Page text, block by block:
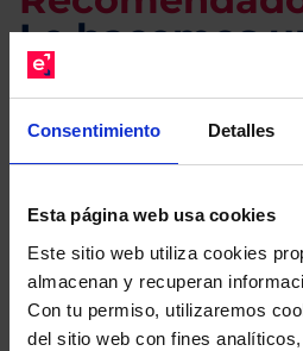
Consentimiento Detalles
Esta página web usa cookies
Este sitio web utiliza cookies
almacenan y recuperan
Con tu permiso, utilizaremos
del sitio web con fines
Le hacemos
gratuito de
Descárguese el archivoe
sus Fondos y nuestros
Limpias con las que podrá